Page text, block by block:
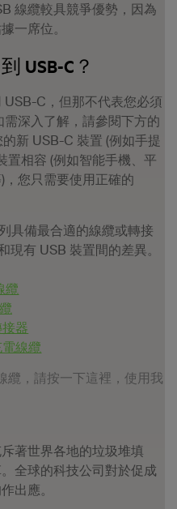
線纜較具競爭優勢，因為
一席位。
USB-C？
C，但那不代表您必須
深入了解，請參閱下方的
的新 USB-C 裝置 (例如手提
置相容 (例如智能手機、平
您只需要使用正確的
具備最合適的線纜或轉接
有 USB 裝置間的差異。
纜
器
線纜
纜，請按一下這裡，使用我
著世界各地的垃圾堆填
全球的科技公司對於促成
出應。